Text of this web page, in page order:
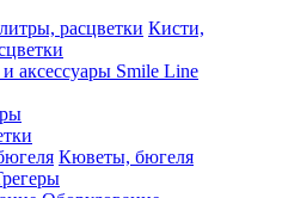
Кисти,
аксессуары Smile Line
Кюветы, бюгеля